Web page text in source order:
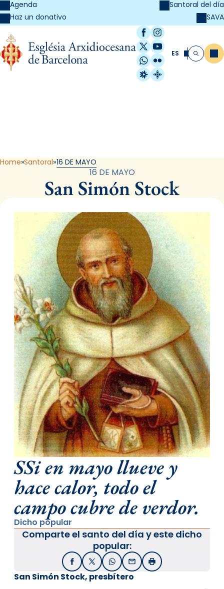
Agenda
Haz un donativo
Santoral del día
SAVA
Facebook
Instagram
X / Twitter
YouTube
WhatsApp
Flickr
Radio Estel
Catalunya
ES Buscar
Home Santoral 16 DE MAYO
16 DE MAYO
San Simón Stock
SSi en mayo llueve y
hace calor, todo el
campo cubre de verdor.
Dicho popular
Comparte el santo del día y este dicho
popular:
FacebookX / TwitterWhatsApp
EmailImprimir
San Simón Stock, presbítero